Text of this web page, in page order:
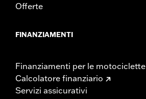
Offerte
FINANZIAMENTI
Finanziamenti per le motociclette
Calcolatore finanziario
Servizi assicurativi